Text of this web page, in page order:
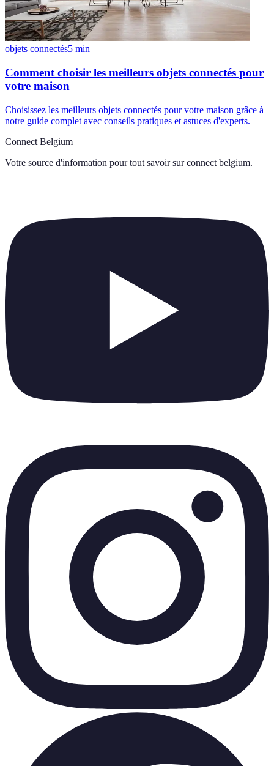
objets connectés5 min
Comment choisir les meilleurs objets connectés pour
votre maison
Choisissez les meilleurs objets connectés pour votre maison grâce à
notre guide complet avec conseils pratiques et astuces d'experts.
Connect Belgium
Votre source d'information pour tout savoir sur connect belgium.